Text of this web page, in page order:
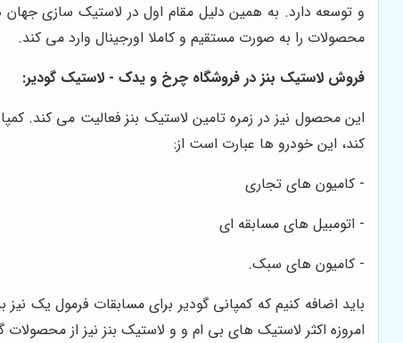
و توسعه دارد. به همین دلیل مقام اول در لاستیک سازی
محصولات را به صورت مستقیم و کاملا اورجینال وارد می کند.
فروش لاستیک بنز در فروشگاه چرخ و یدک - لاستیک گودیر:
این محصول نیز در زمره تامین لاستیک بنز فعالیت می کند.
کند، این خودرو ها عبارت است از:
- کامیون های تجاری
- اتومبیل های مسابقه ای
- کامیون های سبک.
باید اضافه کنیم که کمپانی گودیر برای مسابقات فرمول یک
امروزه اکثر لاستیک های بی ام و و لاستیک بنز نیز از محصولات